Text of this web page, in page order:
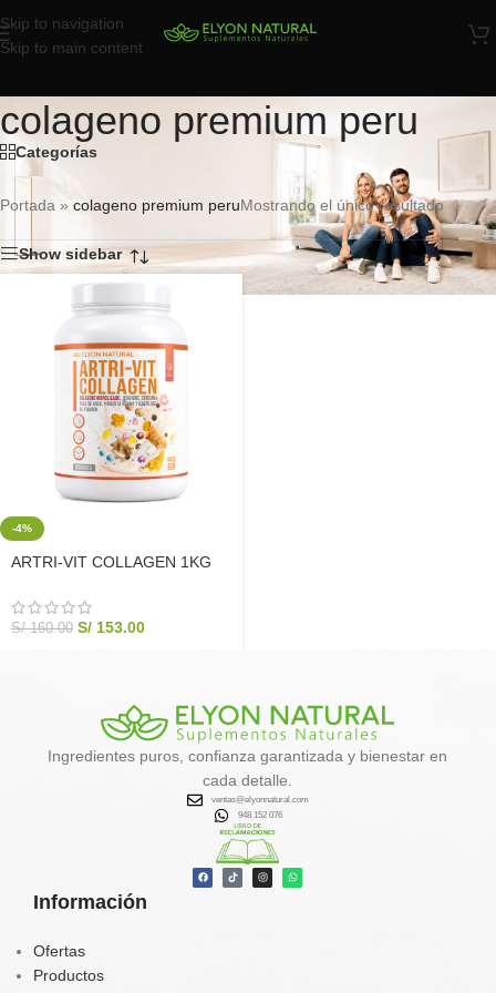
Skip to navigation
Skip to main content
colageno premium peru
Categorías
Portada » colageno premium peruMostrando el único resultado
Show sidebar
-4%
ARTRI-VIT COLLAGEN 1KG
Elyon Natural
S/160.00 S/ 153.00
Información
Ofertas
Productos
Ingredientes puros, confianza garantizada y bienestar en
cada detalle.
ventas@elyonnatural.com
948 152 076